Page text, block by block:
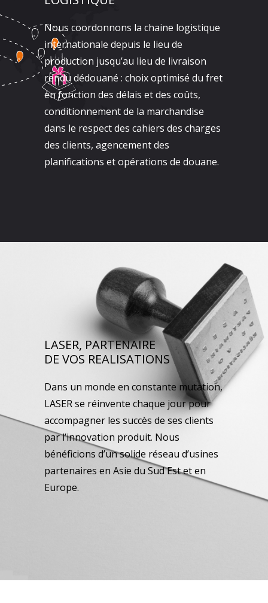
Nous coordonnons la chaine logistique
internationale depuis le lieu de
production jusqu’au lieu de livraison
rendu dédouané : choix optimisé du fret
en fonction des délais et des coûts,
conditionnement de la marchandise
dans le respect des cahiers des charges
des clients, agencement des
planifications et opérations de douane.
LASER, PARTENAIRE
DE VOS REALISATIONS
Dans un monde en constante mutation,
LASER se réinvente chaque jour pour
accompagner les succès de ses clients
par l’innovation produit. Nous
bénéficions d’un solide réseau d’usines
partenaires en Asie du Sud Est et en
Europe.